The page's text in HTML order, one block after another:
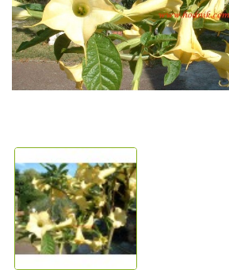
-
PLANTES
GRASSES
BEGONIAS
DE
ENGRAIS
OFFRES
SPÉCIALES
PLANTES
PARFUMÉES